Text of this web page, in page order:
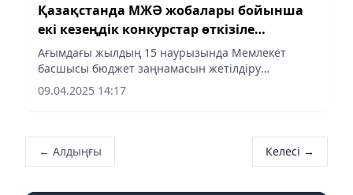
Қазақстанда МЖӘ жобалары бойынша
екі кезеңдік конкурстар өткізіле
бастайды
Ағымдағы жылдың 15 наурызында Мемлекет
басшысы бюджет заңнамасын жетілдіру
мәселелері жөніндегі Заңға қол қойды.
09.04.2025 14:17
← Алдыңғы Келесі →